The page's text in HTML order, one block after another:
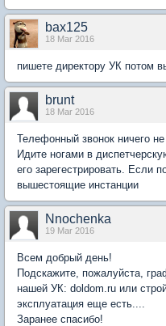
bax125
18 Mar 2016
пишете директору УК потом
brunt
18 Mar 2016
Телефонный звонок ничего
Идите ногами в
его зарегестрировать. Если
вышестоящие инстанции
Nnochenka
19 Mar 2016
Всем добрый день!
Подскажите, пожалуйста,
нашей УК: doldom.ru или
эксплуатация еще есть....
Заранее спасибо!